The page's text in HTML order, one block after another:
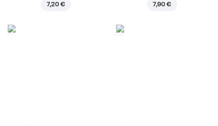
7,20 € 7,90 €